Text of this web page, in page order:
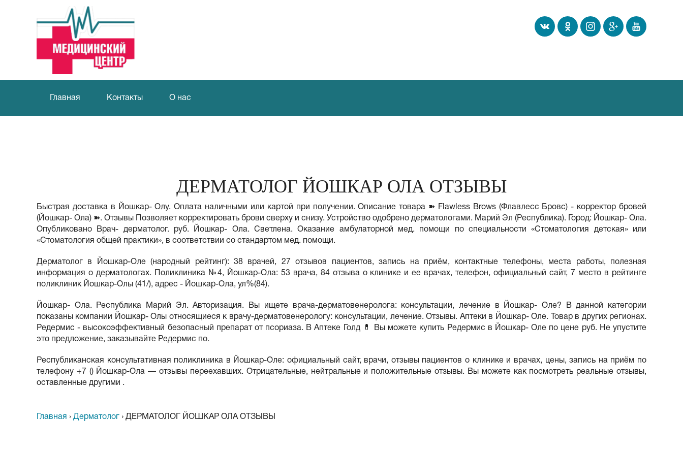
Главная Контакты О нас
ДЕРМАТОЛОГ ЙОШКАР ОЛА ОТЗЫВЫ
Быстрая доставка в Йошкар- Олу. Оплата наличными или картой при получении. Описание товара ➽ Flawless Brows (Флавлесс Бровс) - корректор бровей
(Йошкар- Ола) ➽. Отзывы Позволяет корректировать брови сверху и снизу. Устройство одобрено дерматологами. Марий Эл (Республика). Город: Йошкар- Ола.
Опубликовано Врач- дерматолог. руб. Йошкар- Ола. Светлена. Оказание амбулаторной мед. помощи по специальности «Стоматология детская» или
«Стоматология общей практики», в соответствии со стандартом мед. помощи.
Дерматолог в Йошкар-Оле (народный рейтинг): 38 врачей, 27 отзывов пациентов, запись на приём, контактные телефоны, места работы, полезная
информация о дерматологах. Поликлиника №4, Йошкар-Ола: 53 врача, 84 отзыва о клинике и ее врачах, телефон, официальный сайт, 7 место в рейтинге
поликлиник Йошкар-Олы (41/), адрес - Йошкар-Ола, ул%(84).
Йошкар- Ола. Республика Марий Эл. Авторизация. Вы ищете врача-дерматовенеролога: консультации, лечение в Йошкар- Оле? В данной категории
показаны компании Йошкар- Олы относящиеся к врачу-дерматовенерологу: консультации, лечение. Отзывы. Аптеки в Йошкар- Оле. Товар в других регионах.
Редермис - высокоэффективный безопасный препарат от псориаза. В Аптеке Голд 💊 Вы можете купить Редермис в Йошкар- Оле по цене руб. Не упустите
это предложение, заказывайте Редермис по.
Республиканская консультативная поликлиника в Йошкар-Оле: официальный сайт, врачи, отзывы пациентов о клинике и врачах, цены, запись на приём по
телефону +7 () Йошкар-Ола — отзывы переехавших. Отрицательные, нейтральные и положительные отзывы. Вы можете как посмотреть реальные отзывы,
оставленные другими .
Главная › Дерматолог › ДЕРМАТОЛОГ ЙОШКАР ОЛА ОТЗЫВЫ